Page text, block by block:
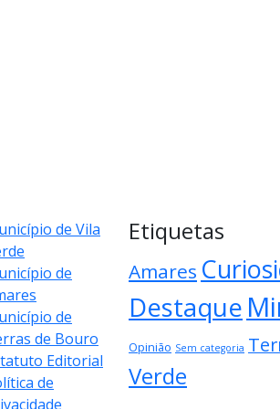
de Vila
de
de
de Bouro
Editorial
de
Etiquetas
Amares
Destaque
Opinião Sem categoria
Verde